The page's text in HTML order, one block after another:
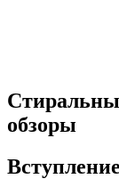
обзоры
Вступление